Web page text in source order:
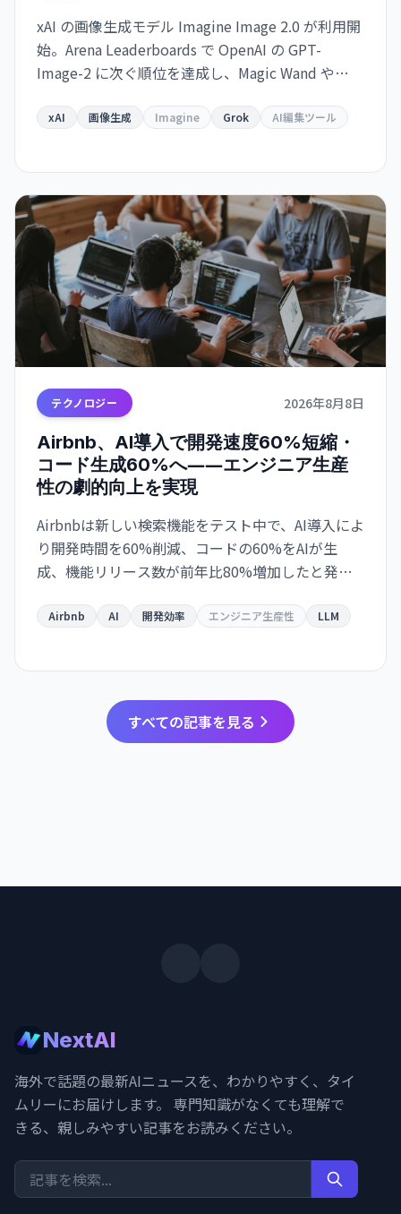
xAI の画像生成モデル Imagine Image 2.0 が利用開
始。Arena Leaderboards で OpenAI の GPT-
Image-2 に次ぐ順位を達成し、Magic Wand や
ている。Grok で即利用可能、API は近日提供予
xAI 画像生成 Imagine Grok AI編集ツール
テクノロジー 2026年8月8日
Airbnb、AI導入で開発速度60%短縮・
コード生成60%へ――エンジニア生産
性の劇的向上を実現
Airbnbは新しい検索機能をテスト中で、AI導入によ
り開発時間を60%削減、コードの60%をAIが生
成、機能リリース数が前年比80%増加したと発表
Airbnb AI 開発効率 エンジニア生産性 LLM
すべての記事を見る
NextAI
海外で話題の最新AIニュースを、わかりやすく、タイ
ムリーにお届けします。 専門知識がなくても理解で
きる、親しみやすい記事をお読みください。